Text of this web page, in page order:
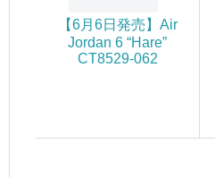
【6月6日発売】Air
Jordan 6 “Hare”
CT8529-062